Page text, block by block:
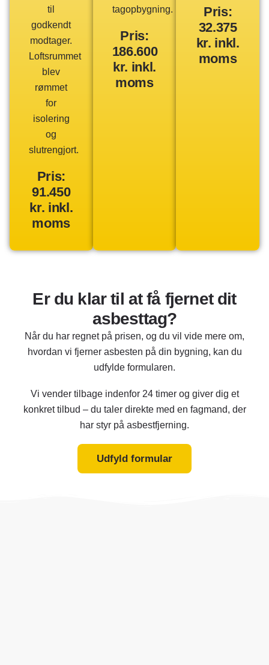
til
godkendt
modtager.
Loftsrummet
blev
rømmet
for
isolering
og
slutrengjort.
Pris:
91.450
kr. inkl.
moms
tagopbygning.
Pris:
186.600
kr. inkl.
moms
Pris:
32.375
kr. inkl.
moms
Er du klar til at få fjernet dit
asbesttag?
Når du har regnet på prisen, og du vil vide mere om,
hvordan vi fjerner asbesten på din bygning, kan du
udfylde formularen.
Vi vender tilbage indenfor 24 timer og giver dig et
konkret tilbud – du taler direkte med en fagmand, der
har styr på asbestfjerning.
Udfyld formular